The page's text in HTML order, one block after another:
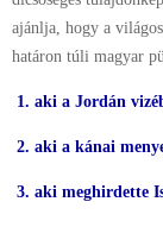
ajánlja, hogy a
határon túli magyar
1. aki a Jordán
2. aki a kánai
3. aki meghirdette